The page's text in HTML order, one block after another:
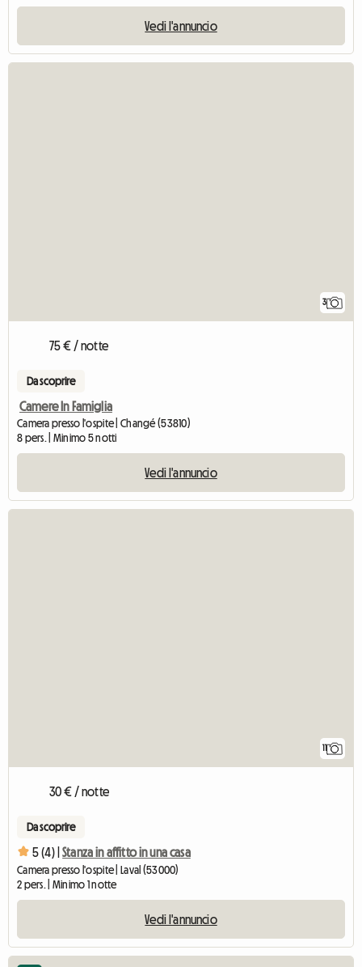
Vedi l'annuncio
3
75 € / notte
Da scoprire
Camere In Famiglia
Camera presso l'ospite | Changé (53810)
8 pers. | Minimo 5 notti
Vedi l'annuncio
11
30 € / notte
Da scoprire
5 (4) | Stanza in affitto in una casa
Camera presso l'ospite | Laval (53000)
2 pers. | Minimo 1 notte
Vedi l'annuncio